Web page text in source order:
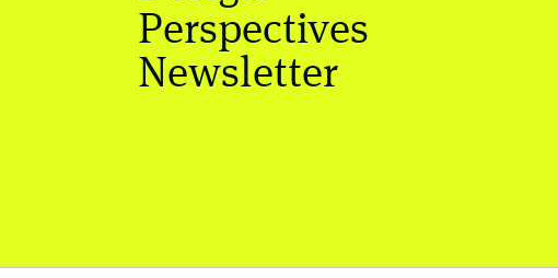
Perspectives
Newsletter